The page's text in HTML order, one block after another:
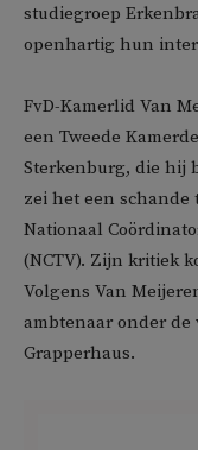
studiegroep
openhartig hun
FvD-Kamerlid Van
een Tweede
Sterkenburg, die hij
zei het een schande
Nationaal
(NCTV). Zijn kritiek
Volgens Van
ambtenaar onder
Grapperhaus.